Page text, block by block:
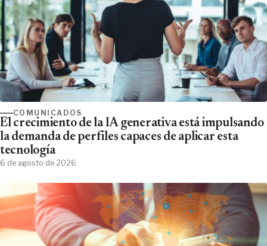
COMUNICADOS
El crecimiento de la IA generativa está impulsando
la demanda de perfiles capaces de aplicar esta
tecnología
6 de agosto de 2026